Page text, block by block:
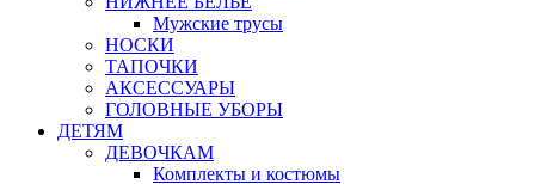
Мужские трусы
НОСКИ
ТАПОЧКИ
АКСЕССУАРЫ
ГОЛОВНЫЕ УБОРЫ
ДЕТЯМ
ДЕВОЧКАМ
Комплекты и костюмы